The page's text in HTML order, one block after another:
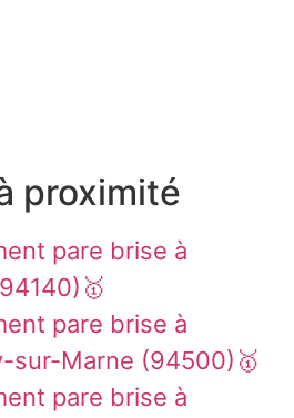
proximité
pare brise à
pare brise à
sur-Marne (94500)🥇
pare brise à